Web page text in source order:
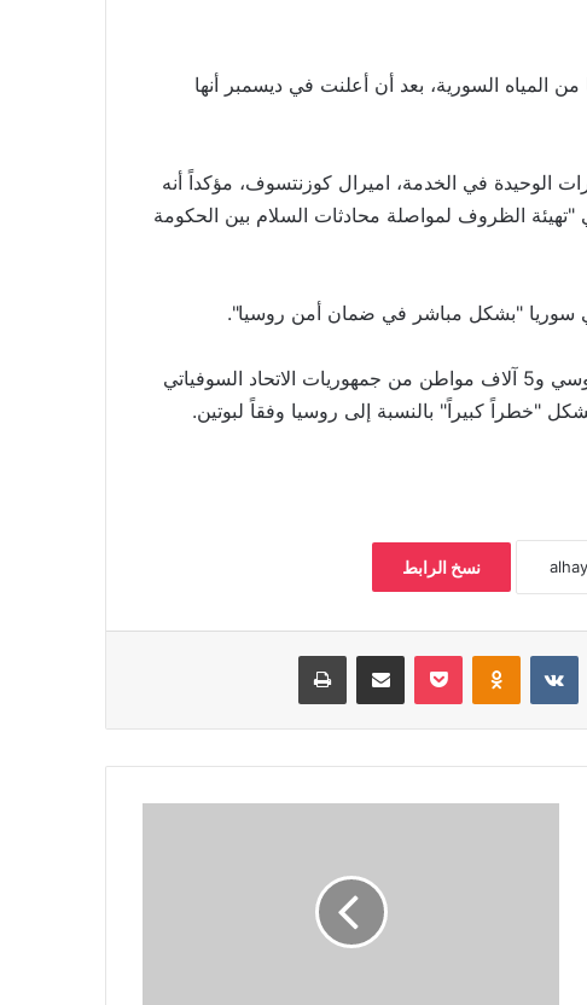
المياه السورية، بعد أن أعلنت في ديسمبر أنها
الوحيدة في الخدمة، اميرال كوزنتسوف، مؤكداً أنه
الظروف لمواصلة محادثات السلام بين الحكومة
سوريا "بشكل مباشر في ضمان أمن روسيا".
وتقول أجهزة الأمن الروسية إن "نحو 4 آلاف مواطن روسي و5 آلاف مواطن من جمهوريات الاتحاد السوفياتي
"خطراً كبيراً" بالنسبة إلى روسيا وفقاً لبوتين.
نسخ الرابط
بوكيت